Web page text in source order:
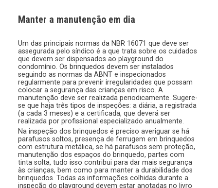
Manter a manutenção em dia
Um das principais normas da NBR 16071 que deve ser
assegurada pelo síndico é a que trata sobre os cuidados
que devem ser dispensados ao playground do
condomínio. Os brinquedos devem ser instalados
seguindo as normas da ABNT e inspecionados
regularmente para prevenir irregularidades que possam
colocar a segurança das crianças em risco. A
manutenção deve ser realizada periodicamente. Sugere-
se que haja três tipos de inspeções: a diária, a registrada
(a cada 3 meses) e a certificada, que deverá ser
realizada por profissional especializado anualmente.
Na inspeção dos brinquedos é preciso averiguar se há
parafusos soltos, presença de ferrugem em brinquedos
com estrutura metálica, se há parafusos sem proteção,
manutenção dos espaços do brinquedo, partes com
tinta solta, tudo isso contribui para dar mais segurança
às crianças, bem como para manter a durabilidade dos
brinquedos. Todas as informações colhidas durante a
inspeção do playground devem estar anotadas no livro